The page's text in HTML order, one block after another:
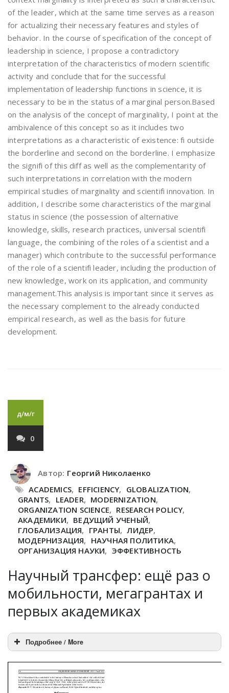
of the leader, which at the same time serves as a reason
for actualizing their necessary features and styles of
behavior. In the course of specification of the concept of
leadership in science, I propose a contradictory
interpretation of the characteristics of modern scientific
activity and conclude that for the successful
implementation of leadership functions in science, it is
necessary to be in the status of a marginal person.Based
on the analysis of the concept of marginality, I point at the
ambivalence of this concept so as it includes two
interpretations as a characteristic of existence: fi outside
the borderline and second on the borderline. I emphasize
the signifi of this diff as well as the complementarity of
such interpretations in correlation with the modern
empirical studies of marginality and scientifi innovation. In
addition, I describe some characteristics of the marginal
status in science (the possession of alternative
knowledge, skills, research practices, universal scientifi
language, the combining of the roles of a scientist and a
manager) which contribute to the successful performance
of the role of a scientifi leader, including the production of
new knowledge, work on its application, and community
management.This analysis is important since it serves as
the necessary complement to the already conducted
empirical research, as well as the basis for future
development.
д/м/г
0
Автор: Георгий Николаенко
ACADEMICS, EFFICIENCY, GLOBALIZATION,
GRANTS, LEADER, MODERNIZATION,
ORGANIZATION SCIENCE, RESEARCH POLICY,
АКАДЕМИКИ, ВЕДУЩИЙ УЧЕНЫЙ,
ГЛОБАЛИЗАЦИЯ, ГРАНТЫ, ЛИДЕР,
МОДЕРНИЗАЦИЯ, НАУЧНАЯ ПОЛИТИКА,
ОРГАНИЗАЦИЯ НАУКИ, ЭФФЕКТИВНОСТЬ
Научный трансфер: ещё раз о
мобильности, мегагрантах и
первых академиках
Подробнее / More